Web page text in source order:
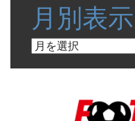
月別表示
月